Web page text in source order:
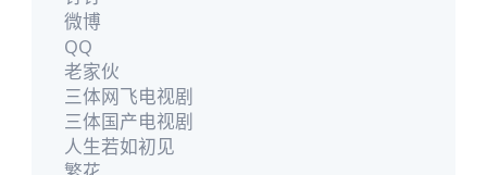
微博
QQ
老家伙
三体网飞电视剧
三体国产电视剧
人生若如初见